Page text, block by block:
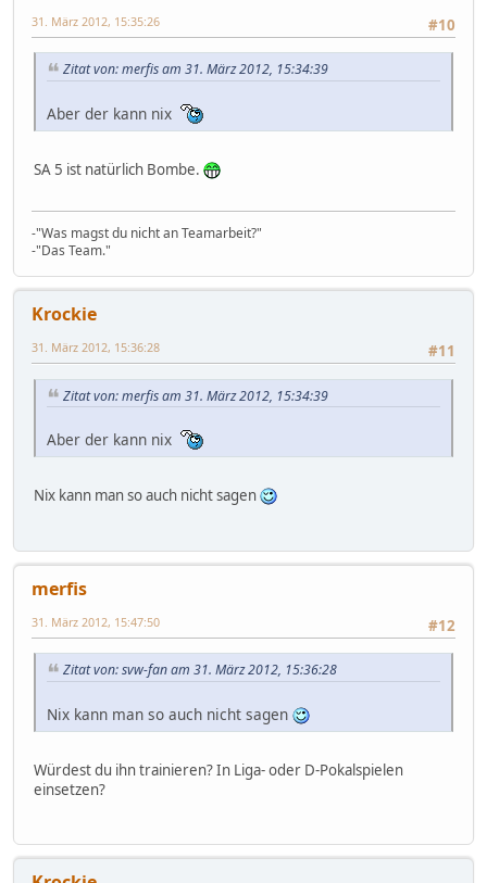
#10
31. März 2012, 15:35:26
Zitat von: merfis am 31. März 2012, 15:34:39
Aber der kann nix
SA 5 ist natürlich Bombe.
-"Was magst du nicht an Teamarbeit?"
-"Das Team."
Krockie
#11
31. März 2012, 15:36:28
Zitat von: merfis am 31. März 2012, 15:34:39
Aber der kann nix
Nix kann man so auch nicht sagen
merfis
#12
31. März 2012, 15:47:50
Zitat von: svw-fan am 31. März 2012, 15:36:28
Nix kann man so auch nicht sagen
Würdest du ihn trainieren? In Liga- oder D-Pokalspielen
einsetzen?